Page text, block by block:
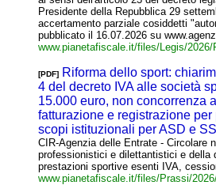
Presidente della Repubblica 29
accertamento parziale cosiddetti
pubblicato il 16.07.2026 su
www.pianetafiscale.it/files/Legis/2026/
[PDF] Riforma dello sport:
4 del decreto IVA alle società
15.000 euro, non concorrenza
fatturazione e registrazione
scopi istituzionali per ASD e
CIR-Agenzia delle Entrate - Circolare
professionistici e dilettantistici e della
prestazioni sportive esenti IVA,
www.pianetafiscale.it/files/Prassi/